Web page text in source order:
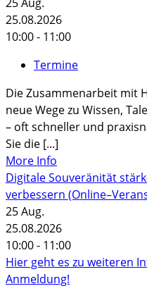
25.08.2026
10:00 - 11:00
Termine
Die Zusammenarbeit mit
neue Wege zu Wissen,
– oft schneller und
Sie die [...]
More Info
Digitale Souveränität
verbessern
25Aug.
25.08.2026
10:00 - 11:00
Hier geht es zu weiteren
Anmeldung!